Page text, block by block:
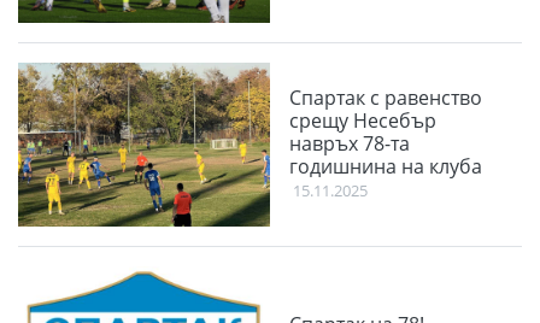
Спартак с равенство
срещу Несебър
навръх 78-та
годишнина на клуба
15.11.2025